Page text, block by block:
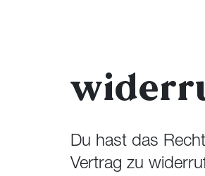
Du hast das
Vertrag zu